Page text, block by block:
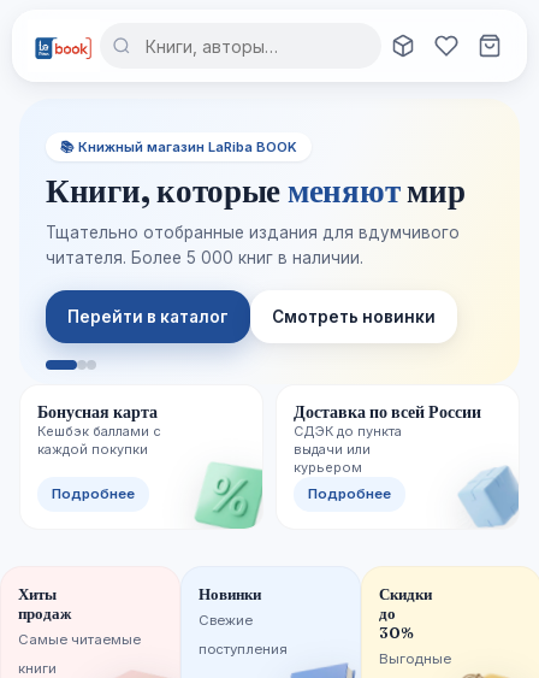
📚 Книжный магазин LaRiba BOOK
Книги, которыеменяютмир
Тщательно отобранные издания для вдумчивого
читателя. Более 5 000 книг в наличии.
Перейти в каталог Смотреть новинки
Бонусная карта
Кешбэк баллами с
каждой покупки
Подробнее
Доставка по всей России
СДЭК до пункта
выдачи или
курьером
Подробнее
Хиты
продаж
Самые читаемые
книги
Новинки
Свежие
поступления
Скидки
до
30%
Выгодные